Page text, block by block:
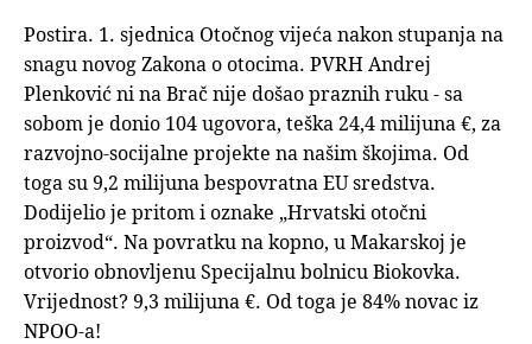
Postira. 1. sjednica Otočnog vijeća nakon stupanja na
snagu novog Zakona o otocima. PVRH Andrej
Plenković ni na Brač nije došao praznih ruku - sa
sobom je donio 104 ugovora, teška 24,4 milijuna €, za
razvojno-socijalne projekte na našim škojima. Od
toga su 9,2 milijuna bespovratna EU sredstva.
Dodijelio je pritom i oznake „Hrvatski otočni
proizvod“. Na povratku na kopno, u Makarskoj je
otvorio obnovljenu Specijalnu bolnicu Biokovka.
Vrijednost? 9,3 milijuna €. Od toga je 84% novac iz
NPOO-a!